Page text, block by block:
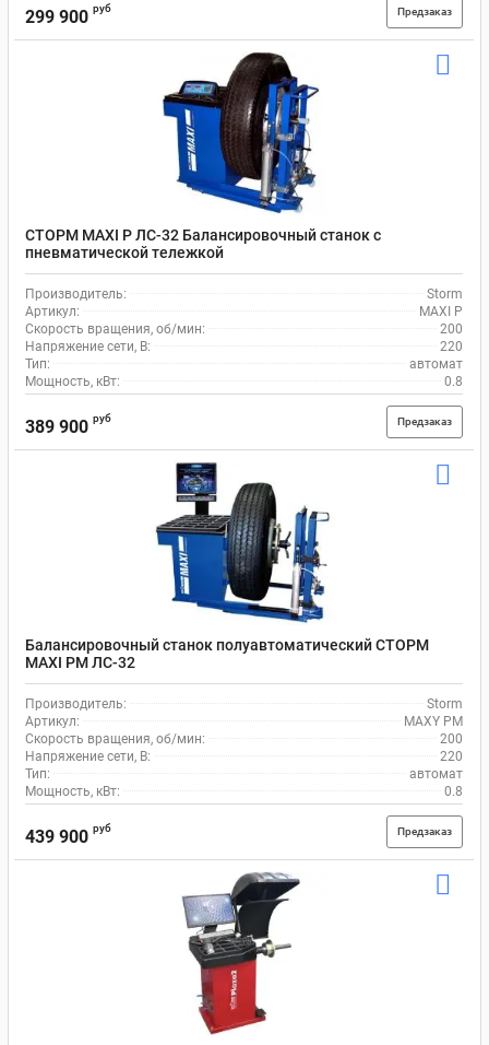
299 900 руб Предзаказ
СТОРМ MAXI P ЛС-32 Балансировочный станок с
пневматической тележкой
Производитель:
Storm
Артикул:
MAXI P
Скорость вращения, об/мин:
200
Напряжение сети, В:
220
Тип:
автомат
Мощность, кВт:
0.8
389 900 руб Предзаказ
Балансировочный станок полуавтоматический СТОРМ
MAXI PM ЛС-32
Производитель:
Storm
Артикул:
MAXY PM
Скорость вращения, об/мин:
200
Напряжение сети, В:
220
Тип:
автомат
Мощность, кВт:
0.8
439 900 руб Предзаказ